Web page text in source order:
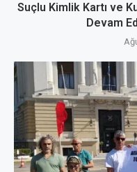
Suçlu Kimlik Kartı ve
Devam